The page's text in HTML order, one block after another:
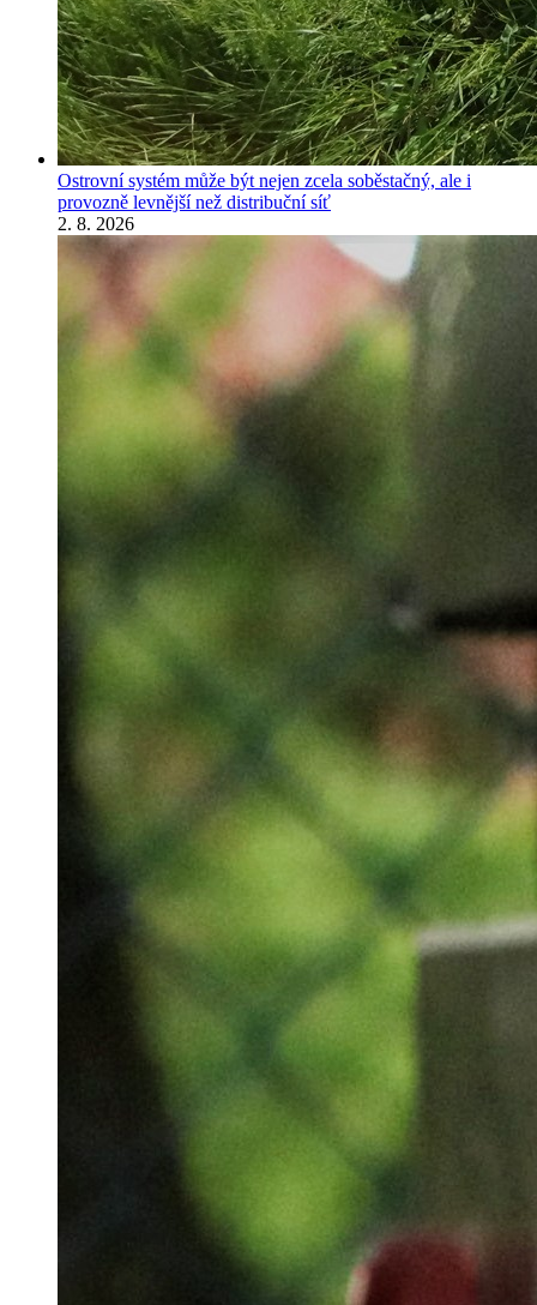
Ostrovní systém může být nejen zcela soběstačný, ale i
provozně levnější než distribuční síť
2. 8. 2026